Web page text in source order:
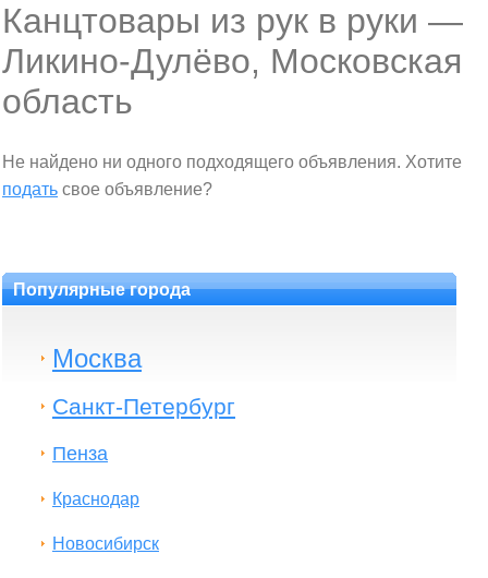
Канцтовары из рук в руки —
Ликино-Дулёво, Московская
область
Не найдено ни одного подходящего объявления. Хотите
подать свое объявление?
Популярные города
Москва
Санкт-Петербург
Пенза
Краснодар
Новосибирск